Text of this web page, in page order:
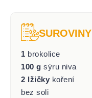
SUROVINY
1 brokolice
100 g sýru niva
2 lžičky koření
bez soli